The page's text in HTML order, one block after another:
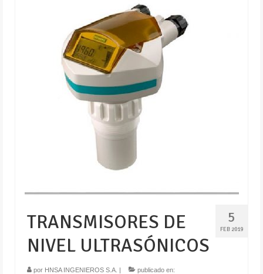
5
FEB 2019
TRANSMISORES DE
NIVEL ULTRASÓNICOS
por HNSA INGENIEROS S.A. |
publicado en: